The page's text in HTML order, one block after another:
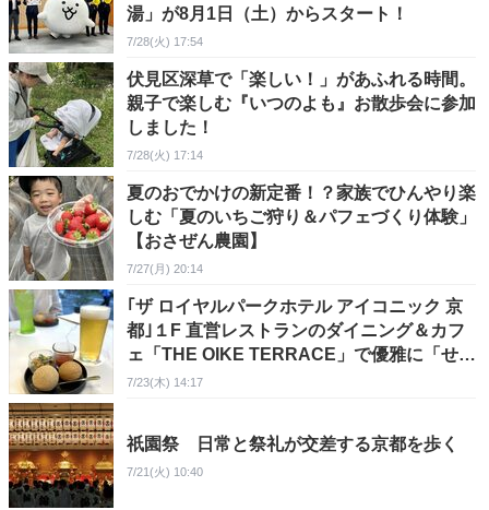
湯」が8月1日（土）からスタート！
7/28(火) 17:54
伏見区深草で「楽しい！」があふれる時間。
親子で楽しむ『いつのよも』お散歩会に参加
しました！
7/28(火) 17:14
夏のおでかけの新定番！？家族でひんやり楽
しむ「夏のいちご狩り＆パフェづくり体験」
【おさぜん農園】
7/27(月) 20:14
｢ザ ロイヤルパークホテル アイコニック 京
都｣１F 直営レストランのダイニング＆カフ
ェ「THE OIKE TERRACE」で優雅に「せん
べろ」を楽しんできた～【京都市 中京区】
7/23(木) 14:17
祇園祭 日常と祭礼が交差する京都を歩く
7/21(火) 10:40